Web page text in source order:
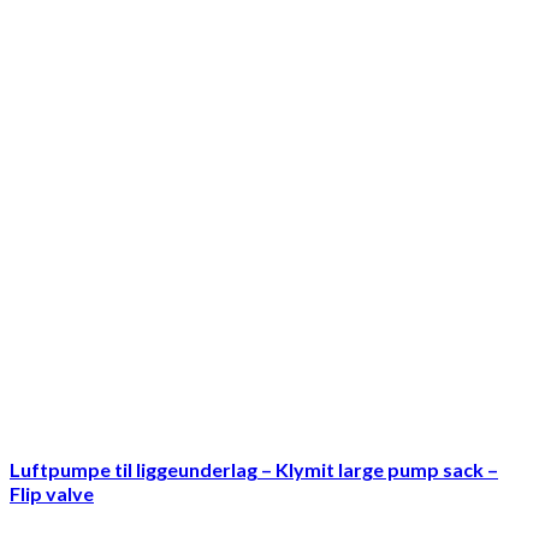
Luftpumpe til liggeunderlag – Klymit large pump sack –
Flip valve